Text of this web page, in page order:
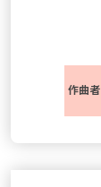
作曲者